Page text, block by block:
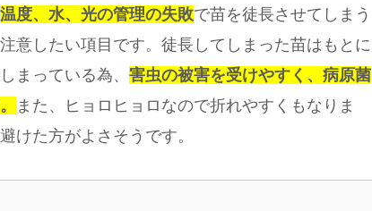
温度、水、光の管理の失敗で苗を徒長させてしまう
意したい項目です。徒長してしまった苗はもとに
まっている為、 害虫の被害を受けやすく、病原菌
また、ヒョロヒョロなので折れやすくもなりま
けた方がよさそうです。